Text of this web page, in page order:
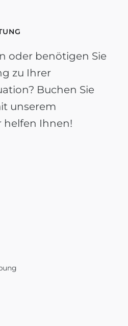
oder benötigen Sie
zu Ihrer
Buchen Sie
unserem
helfen Ihnen!